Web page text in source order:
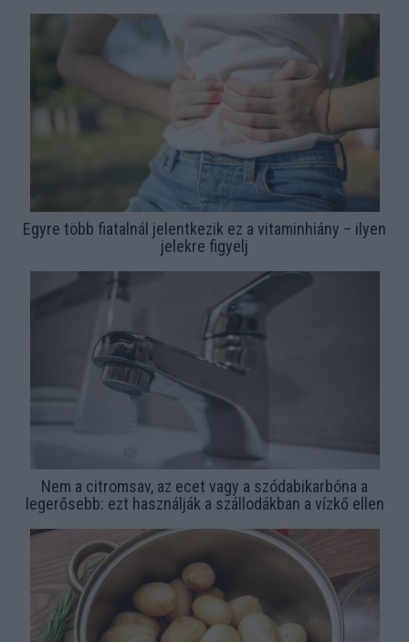
Egyre több fiatalnál jelentkezik ez a vitaminhiány – ilyen
jelekre figyelj
Nem a citromsav, az ecet vagy a szódabikarbóna a
legerősebb: ezt használják a szállodákban a vízkő ellen